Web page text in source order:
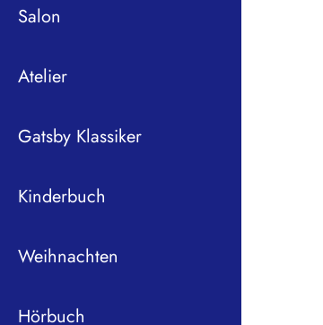
Salon
Atelier
Gatsby Klassiker
Kinderbuch
Weihnachten
Hörbuch